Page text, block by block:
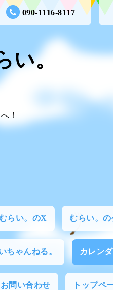
090-1116-8117
い。
！
むらい。のX むらい。
ちゃんねる。 カレン
問い合わせ トップペ